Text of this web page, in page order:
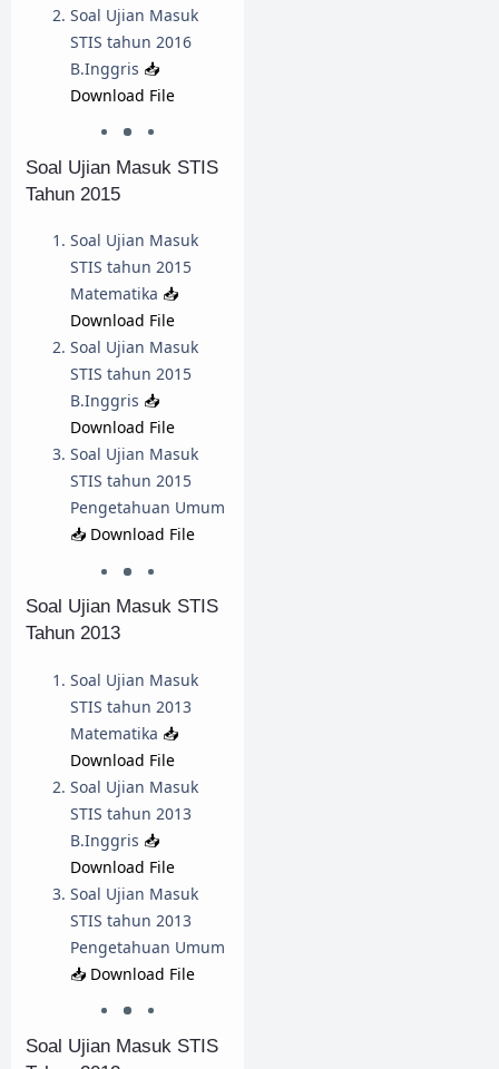
Soal Ujian Masuk
STIS tahun 2016
B.Inggris 📥
Download File
Soal Ujian Masuk STIS
Tahun 2015
Soal Ujian Masuk
STIS tahun 2015
Matematika 📥
Download File
Soal Ujian Masuk
STIS tahun 2015
B.Inggris 📥
Download File
Soal Ujian Masuk
STIS tahun 2015
Pengetahuan Umum
📥 Download File
Soal Ujian Masuk STIS
Tahun 2013
Soal Ujian Masuk
STIS tahun 2013
Matematika 📥
Download File
Soal Ujian Masuk
STIS tahun 2013
B.Inggris 📥
Download File
Soal Ujian Masuk
STIS tahun 2013
Pengetahuan Umum
📥 Download File
Soal Ujian Masuk STIS